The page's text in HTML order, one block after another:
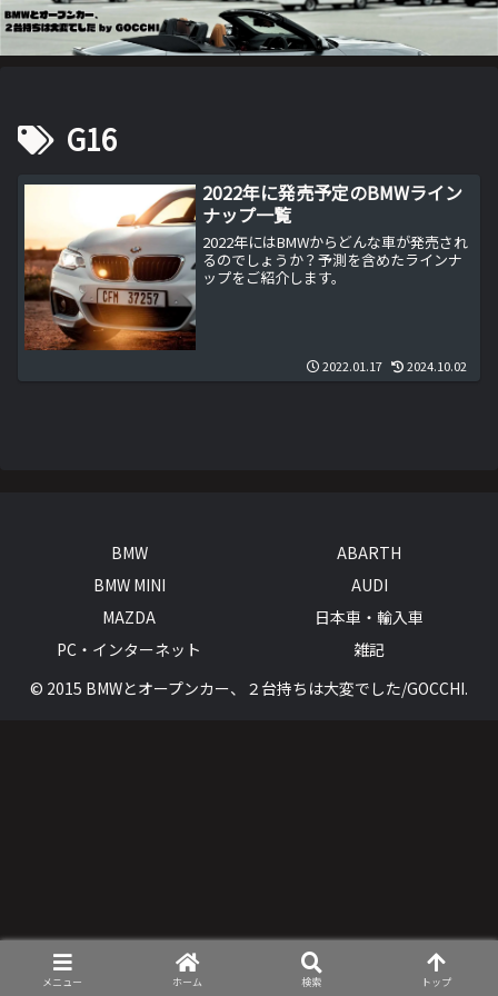
G16
2022年に発売予定のBMWライン
ナップ一覧
2022年にはBMWからどんな車が発売され
るのでしょうか？予測を含めたラインナ
ップをご紹介します。
2022.01.17 2024.10.02
BMW
ABARTH
BMW MINI
AUDI
MAZDA
日本車・輸入車
PC・インターネット
雑記
© 2015 BMWとオープンカー、２台持ちは大変でした/GOCCHI.
メニュー ホーム 検索 トップ